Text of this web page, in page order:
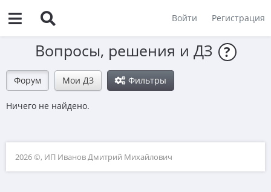
Войти Регистрация
Вопросы, решения и ДЗ ?
Форум Мои ДЗ Фильтры
Ничего не найдено.
2026 ©, ИП Иванов Дмитрий Михайлович